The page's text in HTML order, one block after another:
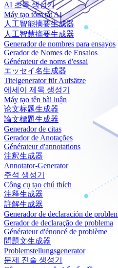
AI 초록 생성기
Máy tạo tóm tắt AI
人工智能摘要生成器
人工智慧摘要生成器
Generador de nombres para ensayos
Gerador de Nomes de Ensaios
Générateur de noms d'essai
エッセイ名生成器
Titelgenerator für Aufsätze
에세이 제목 생성기
Máy tạo tên bài luận
论文标题生成器
論文標題生成器
Generador de citas
Gerador de Anotações
Générateur d'annotations
注釈生成器
Annotator-Generator
주석 생성기
Công cụ tạo chú thích
注释生成器
註解生成器
Generador de declaración de
Gerador de declaração de problema
Générateur d'énoncé de problème
問題文生成器
Problemstellungsgenerator
문제 진술 생성기